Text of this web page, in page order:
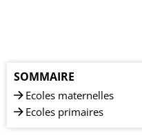
SOMMAIRE
Ecoles maternelles
Ecoles primaires